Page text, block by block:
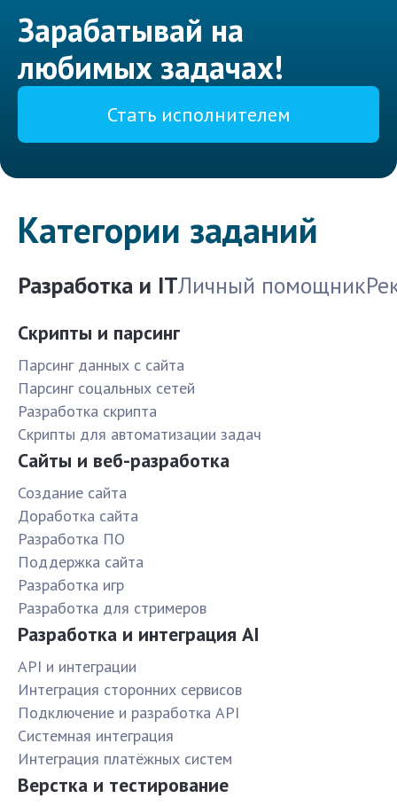
Зарабатывай на
любимых задачах!
Стать исполнителем
Категории заданий
Разработка и ITЛичный помощник
Скрипты и парсинг
Парсинг данных с сайта
Парсинг соцальных сетей
Разработка скрипта
Скрипты для автоматизации задач
Сайты и веб-разработка
Создание сайта
Доработка сайта
Разработка ПО
Поддержка сайта
Разработка игр
Разработка для стримеров
Разработка и интеграция AI
API и интеграции
Интеграция сторонних сервисов
Подключение и разработка API
Системная интеграция
Интеграция платёжных систем
Верстка и тестирование